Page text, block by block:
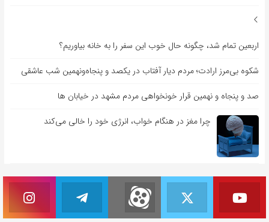
اربعین تمام شد، چگونه حال خوب این سفر را به خانه بیاوریم؟
شکوه بی‌مرز ارادت؛ مردم دیار آفتاب در یکصد و پنجاه‌ونهمین شب عاشقی
صد و پنجاه و نهمین قرار خونخواهی مردم مشهد در خیابان ها
چرا مغز در هنگام خواب، انرژی خود را خالی می‌کند